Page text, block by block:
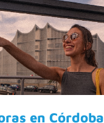
en Córdoba